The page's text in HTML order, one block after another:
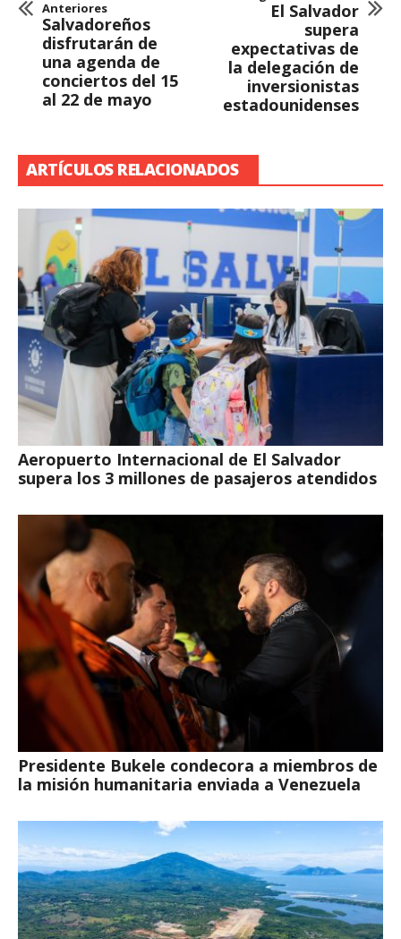
Anteriores
Salvadoreños
disfrutarán de
una agenda de
conciertos del 15
al 22 de mayo
El Salvador
supera
expectativas de
la delegación de
inversionistas
estadounidenses
ARTÍCULOS RELACIONADOS
Aeropuerto Internacional de El Salvador
supera los 3 millones de pasajeros atendidos
Presidente Bukele condecora a miembros de
la misión humanitaria enviada a Venezuela